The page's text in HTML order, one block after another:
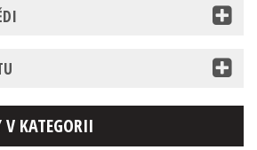
V KATEGORII